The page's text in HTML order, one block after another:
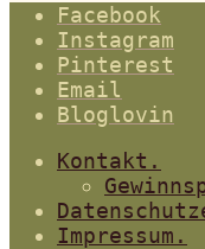
Facebook
Instagram
Pinterest
Email
Bloglovin
Kontakt.
Impressum.